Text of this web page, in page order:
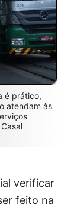
é prático,
atendam às
verificar
feito na